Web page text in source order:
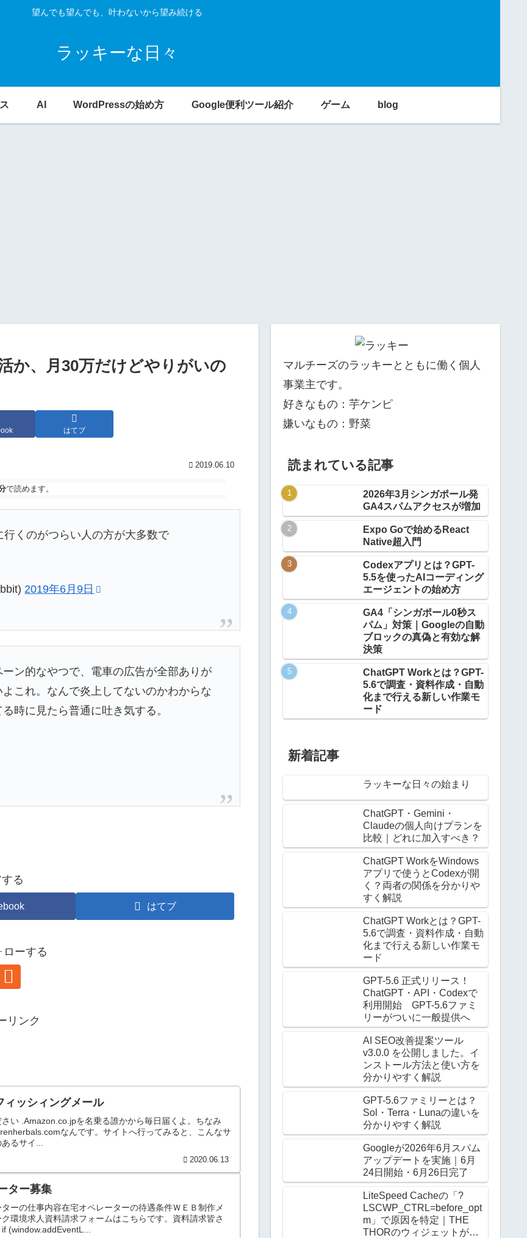
望んでも望んでも、叶わないから望み続ける
ラッキーな日々
AI WordPressの始め方 Google便利ツール紹介 ゲーム blog
か、月30万だけどやりがいの
はてブ
2019.06.10
で読めます。
くのがつらい人の方が大多数で
2019年6月9日
ン的なやつで、電車の広告が全部ありが
これ。なんで炎上してないのかわからな
時に見たら普通に吐き気する。
る
はてブ
ローする
リンク
ィッシィングメール
い .Amazon.co.jpを名乗る誰かから毎日届くよ。ちなみ
なんです。サイトへ行ってみると、こんなサ
るサイ...
2020.06.13
ター募集
ーの仕事内容在宅オペレーターの待遇条件ＷＥＢ制作メ
環境求人資料請求フォームはこちらです。資料請求皆さ
(window.addEventL...
マルチーズのラッキーとともに働く個人
事業主です。
好きなもの：芋ケンピ
嫌いなもの：野菜
読まれている記事
2026年3月シンガポール発
GA4スパムアクセスが増加
Expo Goで始めるReact
Native超入門
Codexアプリとは？GPT-
5.5を使ったAIコーディング
エージェントの始め方
GA4「シンガポール0秒ス
パム」対策｜Googleの自動
ブロックの真偽と有効な解
決策
ChatGPT Workとは？GPT-
5.6で調査・資料作成・自動
化まで行える新しい作業モ
ード
新着記事
ラッキーな日々の始まり
ChatGPT・Gemini・
Claudeの個人向けプランを
比較｜どれに加入すべき？
ChatGPT WorkをWindows
アプリで使うとCodexが開
く？両者の関係を分かりや
すく解説
ChatGPT Workとは？GPT-
5.6で調査・資料作成・自動
化まで行える新しい作業モ
ード
GPT-5.6 正式リリース！
ChatGPT・API・Codexで
利用開始 GPT-5.6ファミ
リーがついに一般提供へ
AI SEO改善提案ツール
v3.0.0 を公開しました。イ
ンストール方法と使い方を
分かりやすく解説
GPT-5.6ファミリーとは？
Sol・Terra・Lunaの違いを
分かりやすく解説
Googleが2026年6月スパム
アップデートを実施｜6月
24日開始・6月26日完了
LiteSpeed Cacheの「?
LSCWP_CTRL=before_opt
m」で原因を特定｜THE
THORのウィジェットがロ